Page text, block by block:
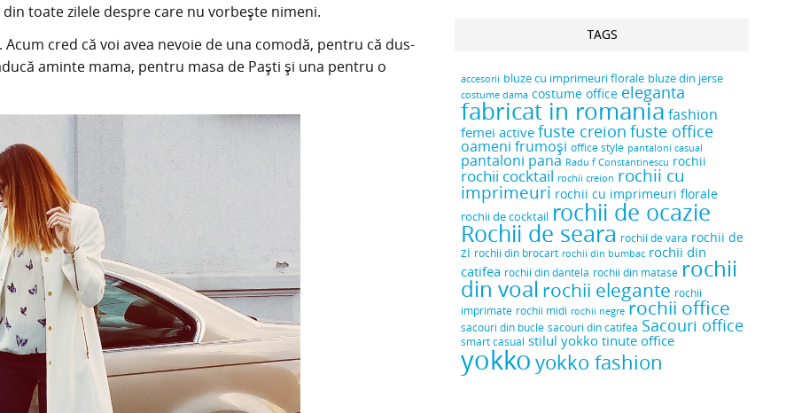
toate zilele despre care nu vorbește nimeni.
cred că voi avea nevoie de una comodă, pentru că dus-
aminte mama, pentru masa de Paști și una pentru o
TAGS
accesorii bluze cu imprimeuri florale bluze din jerse
costume dama costume office eleganta
fabricat in romania fashion
femei active fuste creion fuste office
oameni frumoși office style pantaloni casual
pantaloni pana Radu f Constantinescu rochii
rochii cocktail rochii creion rochii cu
imprimeuri rochii cu imprimeuri florale
rochii de cocktail rochii de ocazie
Rochii de seara rochii de vara rochii de
zi rochii din brocart rochii din bumbac rochii din
catifea rochii din dantela rochii din matase rochii
din voal rochii elegante rochii
imprimate rochii midi rochii negre rochii office
sacouri din bucle sacouri din catifea Sacouri office
smart casual stilul yokko tinute office
yokko yokko fashion